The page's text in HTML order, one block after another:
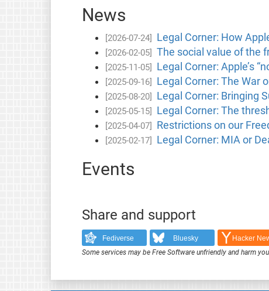
News
[2026-07-24] Legal Corner: How
[2026-02-05] The social value of the
[2025-11-05] Legal Corner: Apple’s
[2025-09-16] Legal Corner: The War
[2025-08-20] Legal Corner: Bringing
[2025-05-15] Legal Corner: The
[2025-04-07] Restrictions on our
[2025-02-17] Legal Corner: MIA or
Events
Share and support
Fediverse Bluesky Hacker
Some services may be Free Software unfriendly and harm